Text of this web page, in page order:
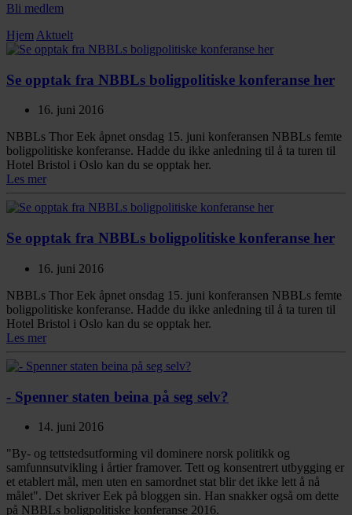
Bli medlem
Hjem Aktuelt
Se opptak fra NBBLs boligpolitiske konferanse her
16. juni 2016
NBBLs Thor Eek åpnet onsdag 15. juni konferansen NBBLs femte
boligpolitiske konferanse. Hadde du ikke anledning til å ta turen til
Hotel Bristol i Oslo kan du se opptak her.
Les mer
Se opptak fra NBBLs boligpolitiske konferanse her
16. juni 2016
NBBLs Thor Eek åpnet onsdag 15. juni konferansen NBBLs femte
boligpolitiske konferanse. Hadde du ikke anledning til å ta turen til
Hotel Bristol i Oslo kan du se opptak her.
Les mer
- Spenner staten beina på seg selv?
14. juni 2016
"By- og tettstedsutforming vil dominere norsk politikk og
samfunnsutvikling i årtier framover. Tett og konsentrert utbygging er
et etablert mål, men uten en samordnet stat blir det ikke lett å nå
målet". Det skriver Eek på bloggen sin. Han snakker også om dette
på NBBLs boligpolitiske konferanse 2016.